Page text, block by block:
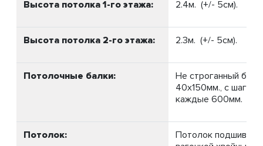
Высота потолка 1-го этажа: 2.4м. (+/- 5см).
Высота потолка 2-го этажа: 2.3м. (+/- 5см).
Потолочные балки:
Не строганный брус
40х150мм., с шагом
каждые 600мм.
Потолок:
Потолок